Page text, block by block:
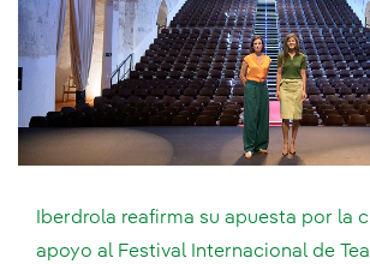
Iberdrola reafirma su apuesta por la
apoyo al Festival Internacional de